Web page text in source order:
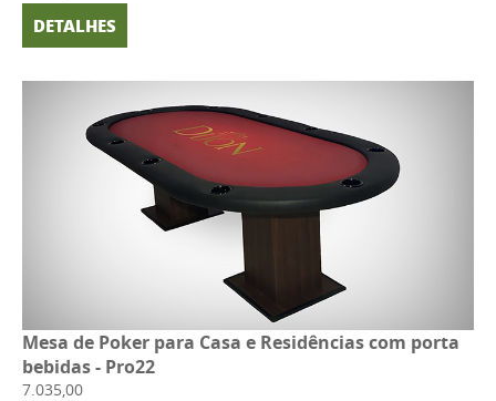
DETALHES
Mesa de Poker para Casa e Residências com porta
bebidas - Pro22
7.035,00